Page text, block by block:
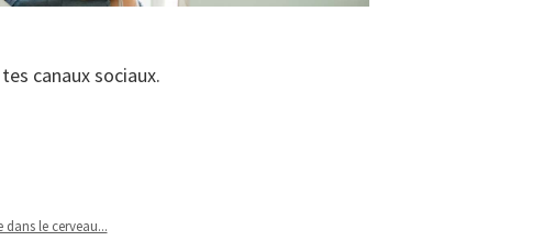
canaux sociaux.
le cerveau...